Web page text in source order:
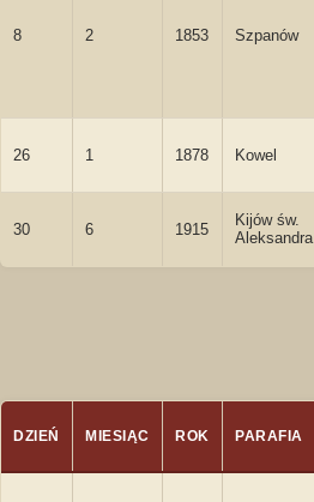
8 2 1853 Szpanów
26 1 1878 Kowel
30 6 1915
Kijów św.
Aleksandra
DZIEŃ MIESIĄC ROK PARAFIA